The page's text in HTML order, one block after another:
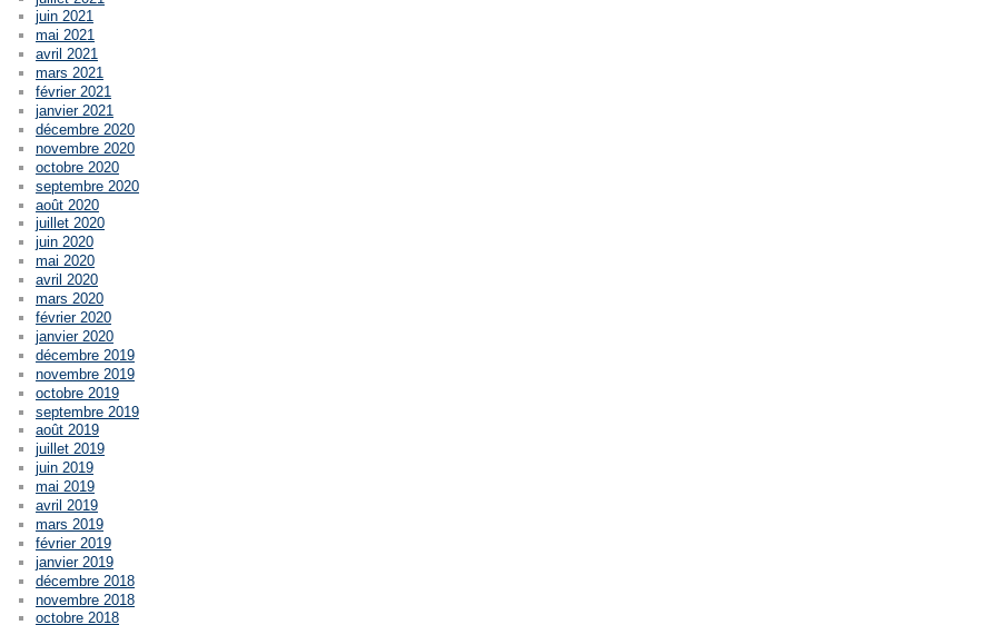
juin 2021
mai 2021
avril 2021
mars 2021
février 2021
janvier 2021
décembre 2020
novembre 2020
octobre 2020
septembre 2020
août 2020
juillet 2020
juin 2020
mai 2020
avril 2020
mars 2020
février 2020
janvier 2020
décembre 2019
novembre 2019
octobre 2019
septembre 2019
août 2019
juillet 2019
juin 2019
mai 2019
avril 2019
mars 2019
février 2019
janvier 2019
décembre 2018
novembre 2018
octobre 2018